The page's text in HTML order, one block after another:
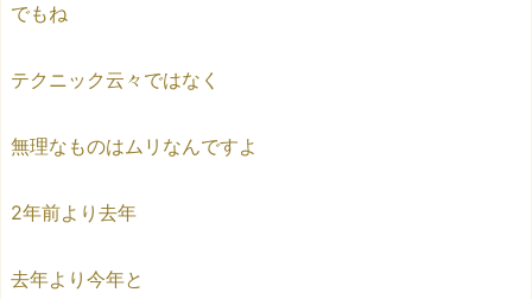
でもね
テクニック云々ではなく
無理なものはムリなんですよ
2年前より去年
去年より今年と